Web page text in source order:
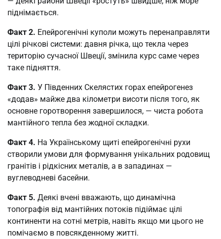
піднімається.
Факт 2. Епейрогенічні куполи можуть перенаправляти
цілі річкові системи: давня річка, що текла через
територію сучасної Швеції, змінила курс саме через
таке підняття.
Факт 3. У Південних Скелястих горах епейрогенез
«додав» майже два кілометри висоти після того, як
основне горотворення завершилося, — чиста робота
мантійного тепла без жодної складки.
Факт 4. На Українському щиті епейрогенічні рухи
створили умови для формування унікальних родовищ
гранітів і рідкісних металів, а в западинах —
вуглеводневі басейни.
Факт 5. Деякі вчені вважають, що динамічна
топографія від мантійних потоків підіймає цілі
континенти на сотні метрів, навіть якщо ми цього не
помічаємо в повсякденному житті.